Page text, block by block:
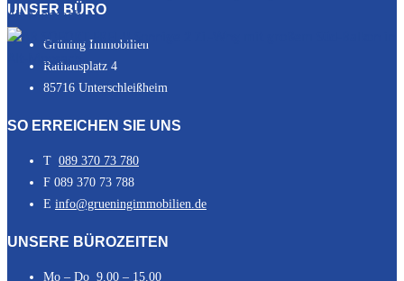
UNSER BÜRO
Grüning Immobilien
Rathausplatz 4
85716 Unterschleißheim
SO ERREICHEN SIE UNS
T 089 370 73 780
F 089 370 73 788
E info@grueningimmobilien.de
UNSERE BÜROZEITEN
Mo – Do 9.00 – 15.00